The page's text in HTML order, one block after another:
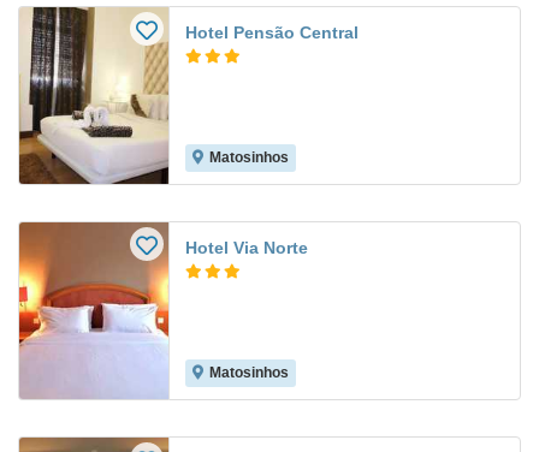
Hotel Pensão Central
Matosinhos
Hotel Via Norte
Matosinhos